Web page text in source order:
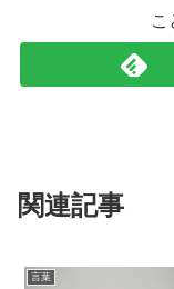
こ
関連記事
言葉